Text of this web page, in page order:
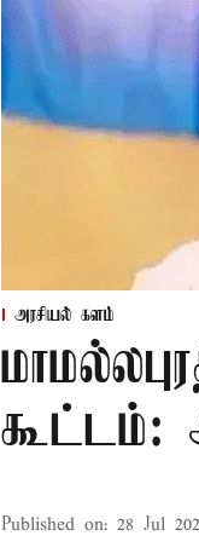
அரசியல் களம்
கூட்டம்:
Published on: 28 Jul